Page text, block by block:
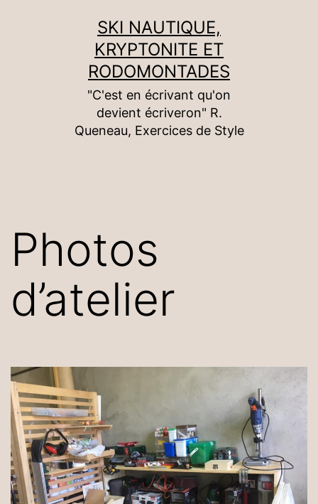
SKI NAUTIQUE,
KRYPTONITE ET
RODOMONTADES
"C'est en écrivant qu'on
devient écriveron" R.
Queneau, Exercices de Style
Photos
d’atelier